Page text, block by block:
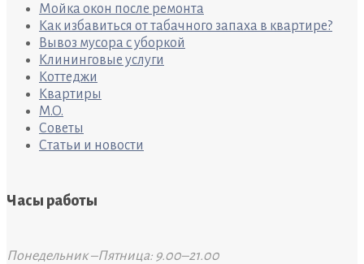
Мойка окон после ремонта
Как избавиться от табачного запаха в квартире?
Вывоз мусора с уборкой
Клининговые услуги
Коттеджи
Квартиры
M.O.
Советы
Статьи и новости
Часы работы
Понедельник –Пятница: 9.00–21.00